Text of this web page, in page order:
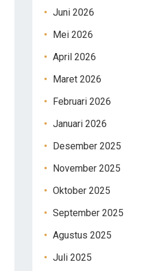
Juni 2026
Mei 2026
April 2026
Maret 2026
Februari 2026
Januari 2026
Desember 2025
November 2025
Oktober 2025
September 2025
Agustus 2025
Juli 2025